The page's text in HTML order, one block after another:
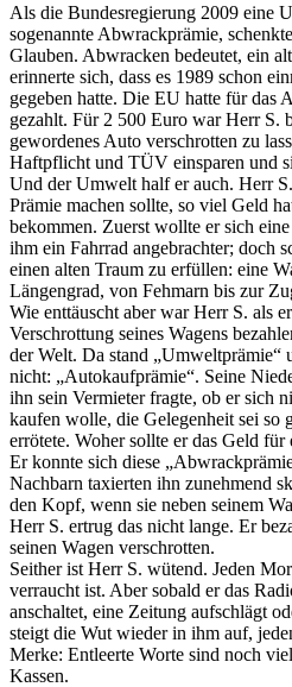
Als die Bundesregierung 2009 eine
sogenannte Abwrackprämie,
Glauben. Abwracken bedeutet, ein
erinnerte sich, dass es 1989 schon
gegeben hatte. Die EU hatte für das
gezahlt. Für 2 500 Euro war Herr S.
gewordenes Auto verschrotten zu
Haftpflicht und TÜV einsparen und
Und der Umwelt half er auch. Herr
Prämie machen sollte, so viel Geld
bekommen. Zuerst wollte er sich
ihm ein Fahrrad angebrachter; doch
einen alten Traum zu erfüllen: eine
Längengrad, von Fehmarn bis zur
Wie enttäuscht aber war Herr S. als
Verschrottung seines Wagens
der Welt. Da stand „Umweltprämie“
nicht: „Autokaufprämie“. Seine
ihn sein Vermieter fragte, ob er sich
kaufen wolle, die Gelegenheit sei so
errötete. Woher sollte er das Geld für
Er konnte sich diese
Nachbarn taxierten ihn zunehmend
den Kopf, wenn sie neben seinem
Herr S. ertrug das nicht lange. Er
seinen Wagen verschrotten.
Seither ist Herr S. wütend. Jeden
verraucht ist. Aber sobald er das
anschaltet, eine Zeitung aufschlägt
steigt die Wut wieder in ihm auf,
Merke: Entleerte Worte sind noch
Kassen.